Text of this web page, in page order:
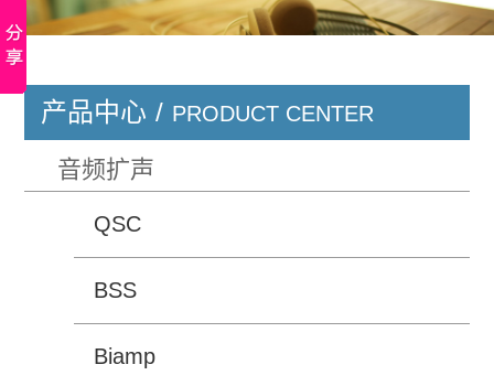
产品中心 / PRODUCT CENTER
音频扩声
QSC
BSS
Biamp